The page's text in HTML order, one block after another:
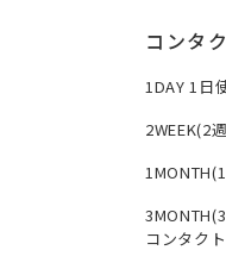
コンタ
1DAY 1日
2WEEK(2
コンタク